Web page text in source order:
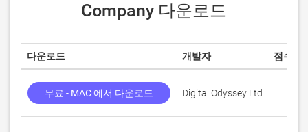
Company 다운로드
다운로드 개발자 점수
무료 - MAC 에서 다운로드 Digital Odyssey Ltd